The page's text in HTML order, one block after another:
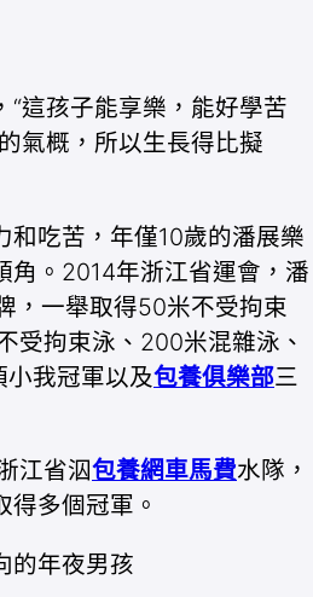
這孩子能享樂，能好學苦
氣概，所以生長得比擬
和吃苦，年僅10歲的潘展樂
角。2014年浙江省運會，潘
，一舉取得50米不受拘束
受拘束泳、200米混雜泳、
我冠軍以及包養俱樂部三
江省泅包養網車馬費水隊，
得多個冠軍。
的年夜男孩